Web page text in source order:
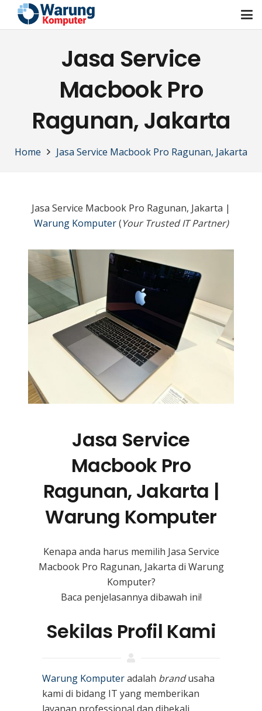
Jasa Service
Macbook Pro
Ragunan, Jakarta
Home Jasa Service Macbook Pro Ragunan, Jakarta
Jasa Service Macbook Pro Ragunan, Jakarta |
Warung Komputer(Your Trusted IT Partner)
Jasa Service
Macbook Pro
Ragunan, Jakarta |
Warung Komputer
Kenapa anda harus memilih Jasa Service
Macbook Pro Ragunan, Jakarta di Warung
Komputer?
Baca penjelasannya dibawah ini!
Sekilas Profil Kami
Warung Komputeradalah brandusaha
kami di bidang IT yang memberikan